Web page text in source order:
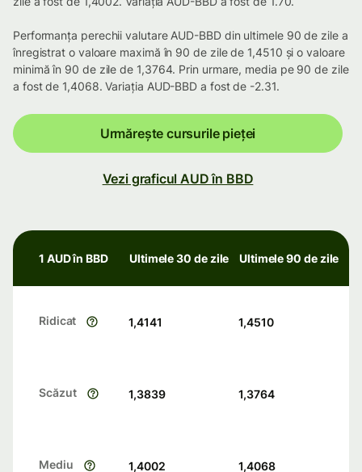
Performanța perechii valutare AUD-BBD din ultimele 90 de zile a
înregistrat o valoare maximă în 90 de zile de 1,4510 și o valoare
minimă în 90 de zile de 1,3764. Prin urmare, media pe 90 de zile
a fost de 1,4068. Variația AUD-BBD a fost de -2.31.
Urmărește cursurile pieței
Vezi graficul AUD în BBD
1 AUD în BBD Ultimele 30 de zile Ultimele 90 de zile
Ridicat 1,4141 1,4510
Scăzut 1,3839 1,3764
Mediu 1,4002 1,4068